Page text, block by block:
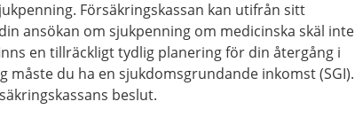
Försäkringskassan kan utifrån sitt
ansökan om sjukpenning om medicinska skäl inte
en tillräckligt tydlig planering för din återgång i
måste du ha en sjukdomsgrundande inkomst (SGI).
beslut.